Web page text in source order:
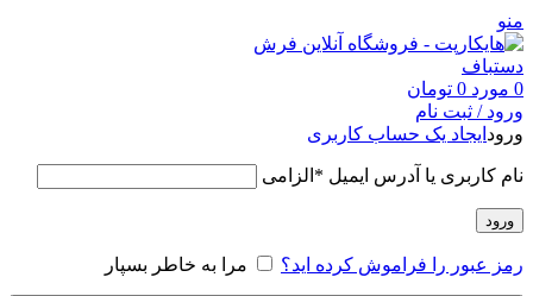
منو
0 مورد 0 تومان
ورود / ثبت نام
ورود ایجاد یک حساب کاربری
نام کاربری یا آدرس ایمیل * الزامی
ورود
رمز عبور را فراموش کرده اید؟ مرا به خاطر بسپار